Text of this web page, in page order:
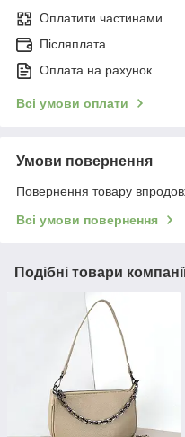
Оплатити частинами
Післяплата
Оплата на рахунок
Всі умови оплати
Умови повернення
Повернення товару
Всі умови повернення
Подібні товари